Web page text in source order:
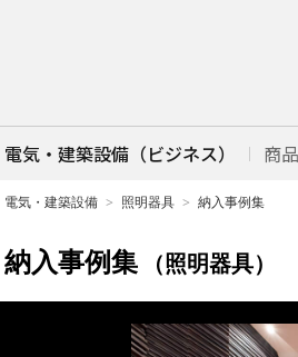
電気・建築設備（ビジネス） 商
電気・建築設備 照明器具 納入事例集
納入事例集 （照明器具）